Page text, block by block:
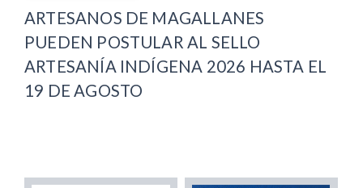
ARTESANOS DE MAGALLANES
PUEDEN POSTULAR AL SELLO
ARTESANÍA INDÍGENA 2026 HASTA EL
19 DE AGOSTO